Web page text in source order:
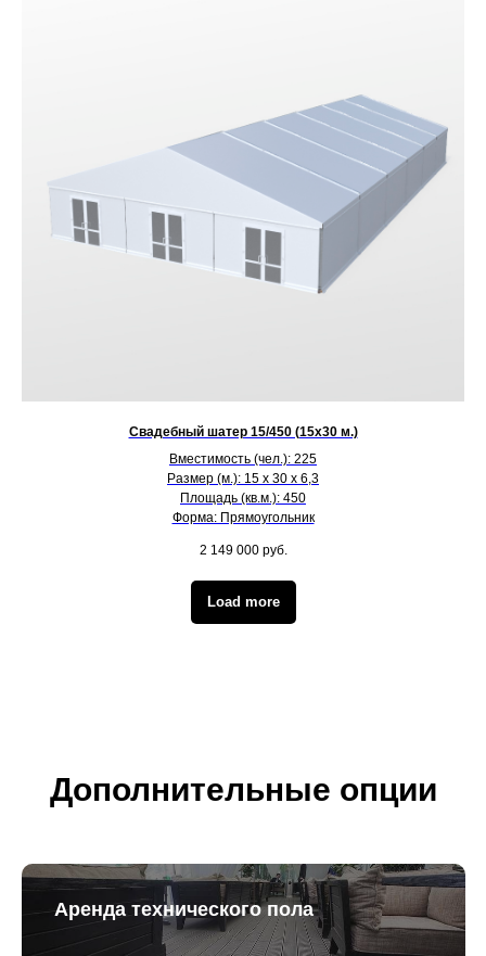
Свадебный шатер 15/450 (15х30 м.)
Вместимость (чел.): 225
Размер (м.): 15 х 30 х 6,3
Площадь (кв.м.): 450
Форма: Прямоугольник
2 149 000 руб.
Load more
Дополнительные опции
Аренда технического пола